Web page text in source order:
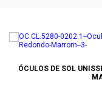
ÓCULOS DE SOL